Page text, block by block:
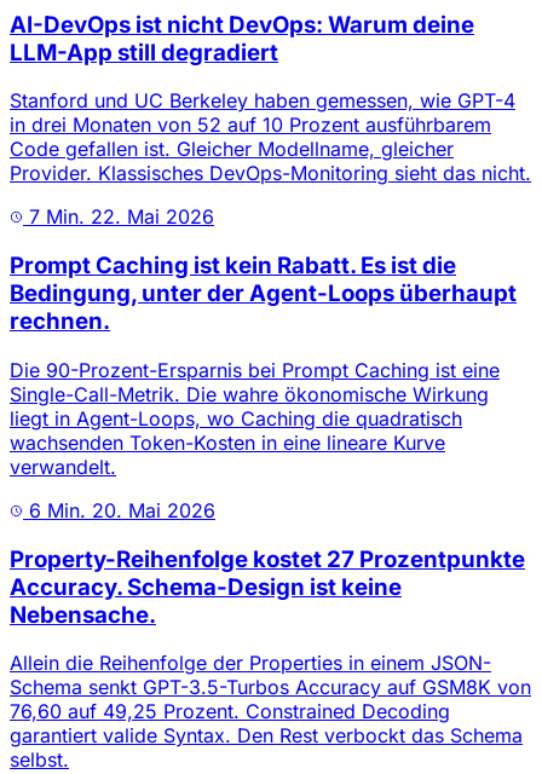
AI-DevOps ist nicht DevOps: Warum deine
LLM-App still degradiert
Stanford und UC Berkeley haben gemessen, wie GPT-4
in drei Monaten von 52 auf 10 Prozent ausführbarem
Code gefallen ist. Gleicher Modellname, gleicher
Provider. Klassisches DevOps-Monitoring sieht das nicht.
7 Min. 22. Mai 2026
Prompt Caching ist kein Rabatt. Es ist die
Bedingung, unter der Agent-Loops überhaupt
rechnen.
Die 90-Prozent-Ersparnis bei Prompt Caching ist eine
Single-Call-Metrik. Die wahre ökonomische Wirkung
liegt in Agent-Loops, wo Caching die quadratisch
wachsenden Token-Kosten in eine lineare Kurve
verwandelt.
6 Min. 20. Mai 2026
Property-Reihenfolge kostet 27 Prozentpunkte
Accuracy. Schema-Design ist keine
Nebensache.
Allein die Reihenfolge der Properties in einem JSON-
Schema senkt GPT-3.5-Turbos Accuracy auf GSM8K von
76,60 auf 49,25 Prozent. Constrained Decoding
garantiert valide Syntax. Den Rest verbockt das Schema
selbst.